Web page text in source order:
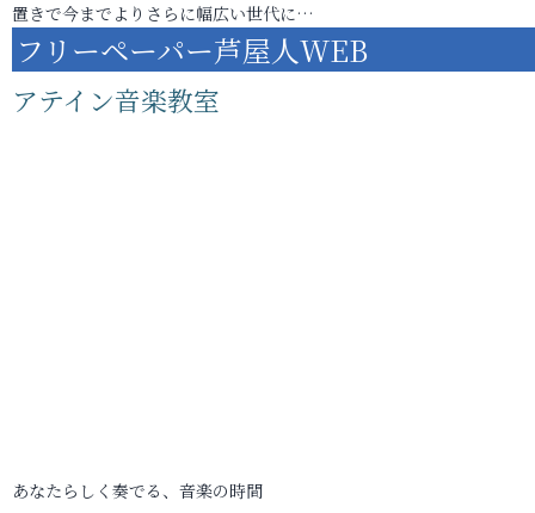
置きで今までよりさらに幅広い世代に…
フリーペーパー芦屋人WEB
アテイン音楽教室
あなたらしく奏でる、音楽の時間